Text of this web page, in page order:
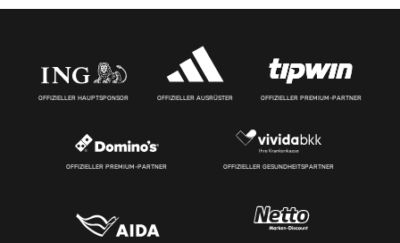
OFFIZIELLER HAUPTSPONSOR OFFIZIELLER AUSRÜSTER OFFIZIELLER PREMIUM-PARTNER
OFFIZIELLER PREMIUM-PARTNER OFFIZIELLER GESUNDHEITSPARTNER